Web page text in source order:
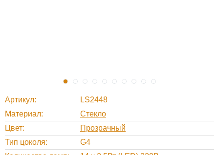
Артикул
LS2448
Материал
Стекло
Цвет
Прозрачный
Тип цоколя
G4